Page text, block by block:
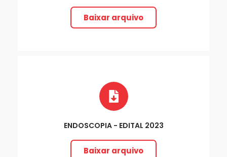
Baixar arquivo
ENDOSCOPIA - EDITAL 2023
Baixar arquivo